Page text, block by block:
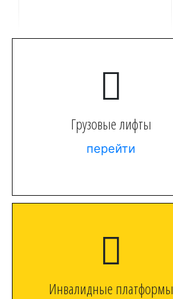
Грузовые лифты
перейти
Инвалидные платформы